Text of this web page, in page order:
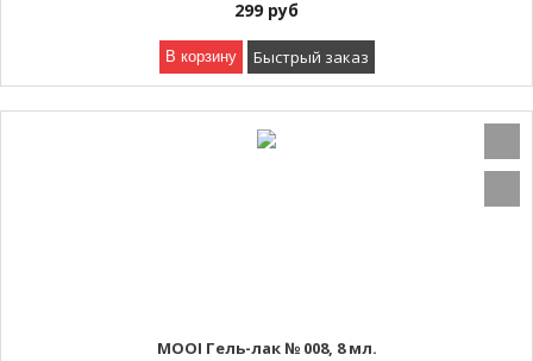
299 руб
В корзину Быстрый заказ
MOOI Гель-лак № 008, 8 мл.